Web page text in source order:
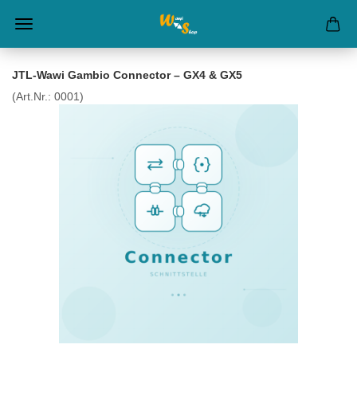
JTL-Wawi Gambio Connector – GX4 & GX5
(Art.Nr.: 0001)